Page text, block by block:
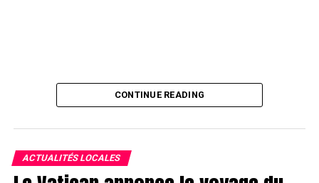
CONTINUE READING
ACTUALITÉS LOCALES